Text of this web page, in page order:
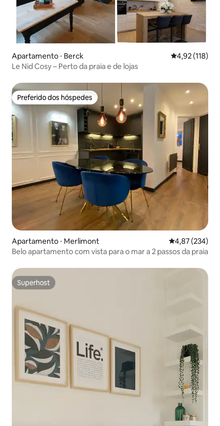
Apartamento ⋅ Berck 4,92 de uma
4,92 (118)
Le Nid Cosy – Perto da praia e de lojas
Preferido dos hóspedes
Preferido dos hóspedes
Apartamento ⋅ Merlimont 4,87 de uma
4,87 (234)
Belo apartamento com vista para o mar a 2 passos da praia
Superhost
Superhost